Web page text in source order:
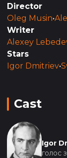
Director
Oleg Musin•
Writer
Alexey
Stars
Igor Dmitriev•
Cast
Igor
голос